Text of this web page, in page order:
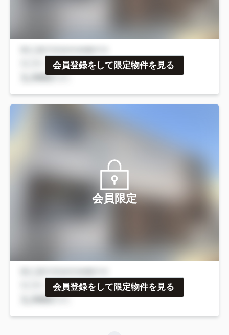
会員登録をして限定物件を見る
会員限定
会員登録をして限定物件を見る